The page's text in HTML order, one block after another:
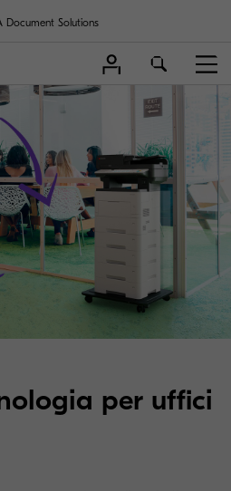
Document Solutions
per uffici